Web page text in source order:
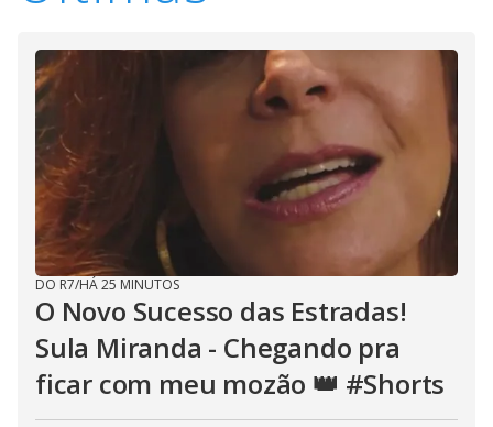
DO R7/HÁ 25 MINUTOS
O Novo Sucesso das Estradas!
Sula Miranda - Chegando pra
ficar com meu mozão 👑 #Shorts